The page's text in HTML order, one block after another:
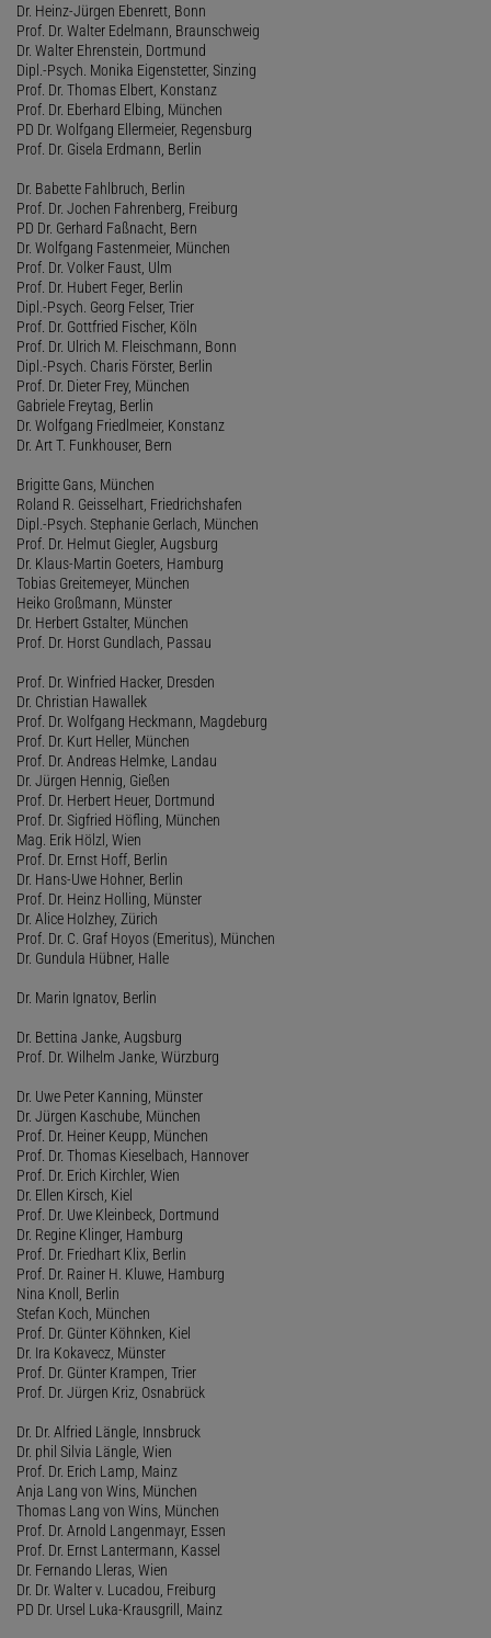
Dr. Heinz-Jürgen Ebenrett, Bonn
Prof. Dr. Walter Edelmann, Braunschweig
Dr. Walter Ehrenstein, Dortmund
Dipl.-Psych. Monika Eigenstetter, Sinzing
Prof. Dr. Thomas Elbert, Konstanz
Prof. Dr. Eberhard Elbing, München
PD Dr. Wolfgang Ellermeier, Regensburg
Prof. Dr. Gisela Erdmann, Berlin
Dr. Babette Fahlbruch, Berlin
Prof. Dr. Jochen Fahrenberg, Freiburg
PD Dr. Gerhard Faßnacht, Bern
Dr. Wolfgang Fastenmeier, München
Prof. Dr. Volker Faust, Ulm
Prof. Dr. Hubert Feger, Berlin
Dipl.-Psych. Georg Felser, Trier
Prof. Dr. Gottfried Fischer, Köln
Prof. Dr. Ulrich M. Fleischmann, Bonn
Dipl.-Psych. Charis Förster, Berlin
Prof. Dr. Dieter Frey, München
Gabriele Freytag, Berlin
Dr. Wolfgang Friedlmeier, Konstanz
Dr. Art T. Funkhouser, Bern
Brigitte Gans, München
Roland R. Geisselhart, Friedrichshafen
Dipl.-Psych. Stephanie Gerlach, München
Prof. Dr. Helmut Giegler, Augsburg
Dr. Klaus-Martin Goeters, Hamburg
Tobias Greitemeyer, München
Heiko Großmann, Münster
Dr. Herbert Gstalter, München
Prof. Dr. Horst Gundlach, Passau
Prof. Dr. Winfried Hacker, Dresden
Dr. Christian Hawallek
Prof. Dr. Wolfgang Heckmann, Magdeburg
Prof. Dr. Kurt Heller, München
Prof. Dr. Andreas Helmke, Landau
Dr. Jürgen Hennig, Gießen
Prof. Dr. Herbert Heuer, Dortmund
Prof. Dr. Sigfried Höfling, München
Mag. Erik Hölzl, Wien
Prof. Dr. Ernst Hoff, Berlin
Dr. Hans-Uwe Hohner, Berlin
Prof. Dr. Heinz Holling, Münster
Dr. Alice Holzhey, Zürich
Prof. Dr. C. Graf Hoyos (Emeritus), München
Dr. Gundula Hübner, Halle
Dr. Marin Ignatov, Berlin
Dr. Bettina Janke, Augsburg
Prof. Dr. Wilhelm Janke, Würzburg
Dr. Uwe Peter Kanning, Münster
Dr. Jürgen Kaschube, München
Prof. Dr. Heiner Keupp, München
Prof. Dr. Thomas Kieselbach, Hannover
Prof. Dr. Erich Kirchler, Wien
Dr. Ellen Kirsch, Kiel
Prof. Dr. Uwe Kleinbeck, Dortmund
Dr. Regine Klinger, Hamburg
Prof. Dr. Friedhart Klix, Berlin
Prof. Dr. Rainer H. Kluwe, Hamburg
Nina Knoll, Berlin
Stefan Koch, München
Prof. Dr. Günter Köhnken, Kiel
Dr. Ira Kokavecz, Münster
Prof. Dr. Günter Krampen, Trier
Prof. Dr. Jürgen Kriz, Osnabrück
Dr. Dr. Alfried Längle, Innsbruck
Dr. phil Silvia Längle, Wien
Prof. Dr. Erich Lamp, Mainz
Anja Lang von Wins, München
Thomas Lang von Wins, München
Prof. Dr. Arnold Langenmayr, Essen
Prof. Dr. Ernst Lantermann, Kassel
Dr. Fernando Lleras, Wien
Dr. Dr. Walter v. Lucadou, Freiburg
PD Dr. Ursel Luka-Krausgrill, Mainz